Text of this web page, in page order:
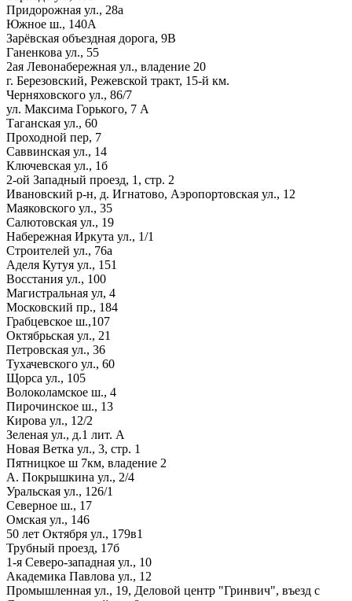
Придорожная ул., 28а
Южное ш., 140А
Зарёвская объездная дорога, 9В
Ганенкова ул., 55
2ая Левонабережная ул., владение 20
г. Березовский, Режевской тракт, 15-й км.
Черняховского ул., 86/7
ул. Максима Горького, 7 А
Таганская ул., 60
Проходной пер, 7
Саввинская ул., 14
Ключевская ул., 1б
2-ой Западный проезд, 1, стр. 2
Ивановский р-н, д. Игнатово, Аэропортовская ул., 12
Маяковского ул., 35
Салютовская ул., 19
Набережная Иркута ул., 1/1
Строителей ул., 76а
Аделя Кутуя ул., 151
Восстания ул., 100
Магистральная ул, 4
Московский пр., 184
Грабцевское ш.,107
Октябрьская ул., 21
Петровская ул., 36
Тухачевского ул., 60
Щорса ул., 105
Волоколамское ш., 4
Пирочинское ш., 13
Кирова ул., 12/2
Зеленая ул., д.1 лит. А
Новая Ветка ул., 3, стр. 1
Пятницкое ш 7км, владение 2
А. Покрышкина ул., 2/4
Уральская ул., 126/1
Северное ш., 17
Омская ул., 146
50 лет Октября ул., 179в1
Трубный проезд, 17б
1-я Северо-западная ул., 10
Академика Павлова ул., 12
Промышленная ул., 19, Деловой центр "Гринвич", въезд с